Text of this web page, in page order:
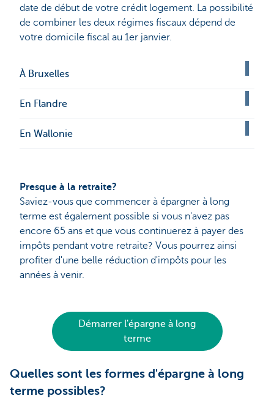
date de début de votre crédit logement. La possibilité
de combiner les deux régimes fiscaux dépend de
votre domicile fiscal au 1er janvier.
À Bruxelles
En Flandre
En Wallonie
Presque à la retraite?
Saviez-vous que commencer à épargner à long
terme est également possible si vous n'avez pas
encore 65 ans et que vous continuerez à payer des
impôts pendant votre retraite? Vous pourrez ainsi
profiter d'une belle réduction d'impôts pour les
années à venir.
Démarrer l'épargne à long
terme
Quelles sont les formes d'épargne à long
terme possibles?